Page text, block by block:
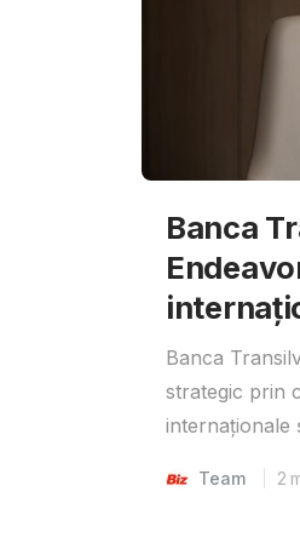
Banca
Banca
strategic prin
internaționale
Team 2